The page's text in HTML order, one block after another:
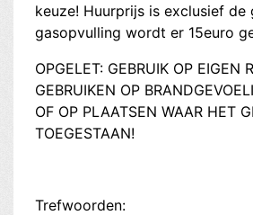
keuze! Huurprijs is exclusief de
gasopvulling wordt er 15euro
OPGELET: GEBRUIK OP EIGEN
GEBRUIKEN OP
OF OP PLAATSEN WAAR HET
TOEGESTAAN!
Trefwoorden: